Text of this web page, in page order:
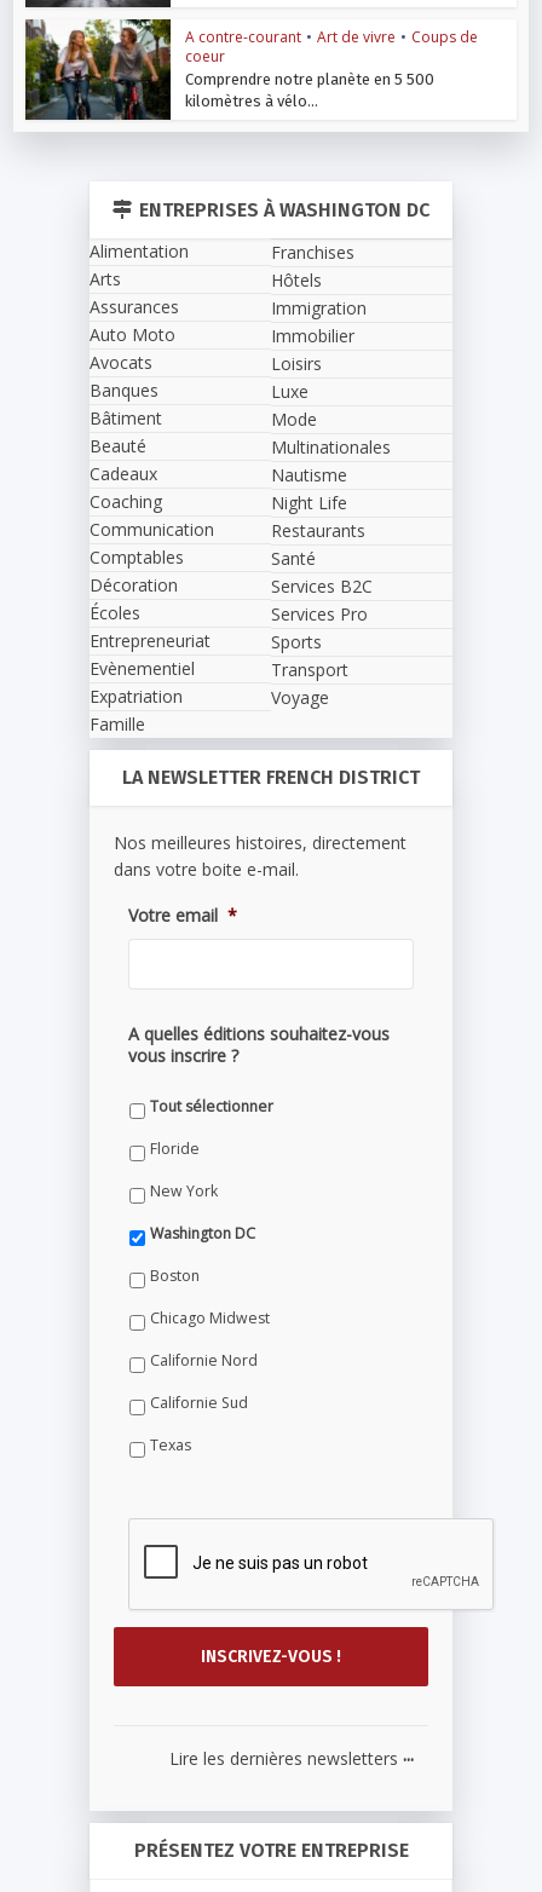
A contre-courant • Art de vivre • Coups de
coeur
Comprendre notre planète en 5 500
kilomètres à vélo...
ENTREPRISES À WASHINGTON DC
Alimentation
Arts
Assurances
Auto Moto
Avocats
Banques
Bâtiment
Beauté
Cadeaux
Coaching
Communication
Comptables
Décoration
Écoles
Entrepreneuriat
Evènementiel
Expatriation
Famille
Franchises
Hôtels
Immigration
Immobilier
Loisirs
Luxe
Mode
Multinationales
Nautisme
Night Life
Restaurants
Santé
Services B2C
Services Pro
Sports
Transport
Voyage
LA NEWSLETTER FRENCH DISTRICT
Nos meilleures histoires, directement
dans votre boite e-mail.
Votre email *
A quelles éditions souhaitez-vous
vous inscrire ?
Tout sélectionner
Floride
New York
Washington DC
Boston
Chicago Midwest
Californie Nord
Californie Sud
Texas
Lire les dernières newsletters ...
PRÉSENTEZ VOTRE ENTREPRISE